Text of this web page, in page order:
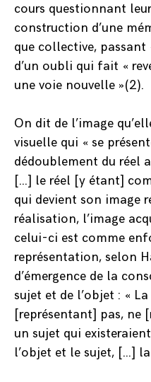
cours questionnant
construction d’une
que collective,
d’un oubli qui fait «
une voie nouvelle »(2).
On dit de l’image
visuelle qui « se
dédoublement du réel
[…] le réel [y étant]
qui devient son image
réalisation, l’image
celui-ci est comme
représentation, selon
d’émergence de la
sujet et de l’objet : «
[représentant] pas, ne
un sujet qui
l’objet et le sujet, […]